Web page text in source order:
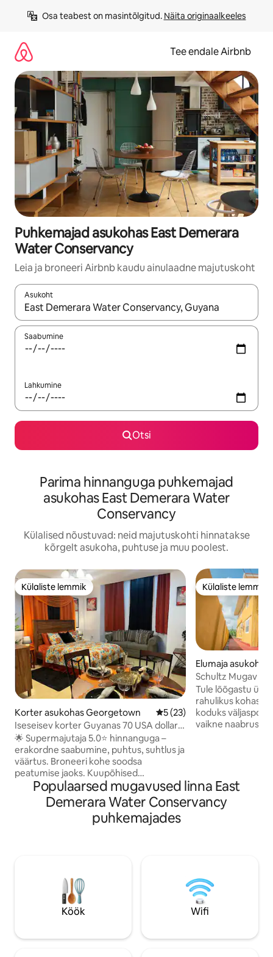
Osa teabest on masintõlgitud. Näita originaalkeeles
Tee endale Airbnb
Puhkemajad asukohas East Demerara
Water Conservancy
Leia ja broneeri Airbnb kaudu ainulaadne majutuskoht
Asukoht
Kui tulemused on kuvatud, liigu ekraanil nooleklahvidega või
Saabumine
Lahkumine
Otsi
Parima hinnanguga puhkemajad
asukohas East Demerara Water
Conservancy
Külalised nõustuvad: neid majutuskohti hinnatakse
kõrgelt asukoha, puhtuse ja muu poolest.
Külaliste lemmik
Külaliste lemmik
Korter asukohas Georgetown Keskmine hinnang 5/5, 23
5 (23)
Iseseisev korter Guyanas 70 USA dollarit
öö kohta.
🌟 Supermajutaja 5.0⭐ hinnanguga –
erakordne saabumine, puhtus, suhtlus ja
väärtus. Broneeri kohe soodsa
peatumise jaoks. Kuupõhised
soodustused! Ideaalne ärireisijatele,
lühiajalisteks peatumisteks,
digitaalsetele nomaadidele ja külalistele.
✔ Eraldi ja privaatne üksus ✔ Kiire wifi –
saabumine/lahkumine 📍 Lähedal
supermarketitele, restoranidele,
sularahaautomaatidele, Amazonia
ostukeskusele ja mugavustele, 15 minuti
Külaliste lemmik
Külaliste lemmik
Elumaja
wn
Schultz Mugav
korter
Tule lõõgastu
rahulikus kohas,
koduks väljaspool
vaikne
Mugavused on
dušš, vee
Populaarsed mugavused linna East
Demerara Water Conservancy
puhkemajades
Köök Wifi